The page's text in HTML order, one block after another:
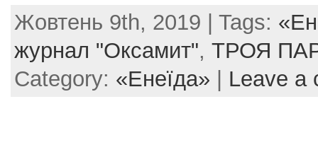
c
e
b
itt
er
er
e
st
ai
l
ar
e
Жовтень 9th, 2019 | Tags:
журнал "Оксамит", ТРОЯ
Category: «Енеїда» Leave a